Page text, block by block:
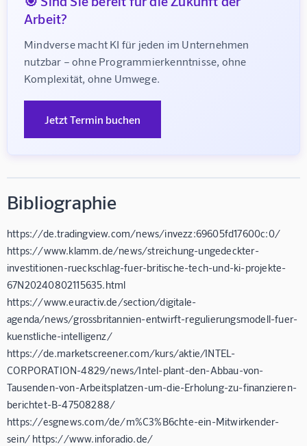
Arbeit?
Mindverse macht KI für jeden im Unternehmen
nutzbar – ohne Programmierkenntnisse, ohne
Komplexität, ohne Umwege.
Jetzt Termin buchen
Bibliographie
https://de.tradingview.com/news/invezz:69605fd17600c:0/
https://www.klamm.de/news/streichung-ungedeckter-
investitionen-rueckschlag-fuer-britische-tech-und-ki-projekte-
67N20240802115635.html
https://www.euractiv.de/section/digitale-
agenda/news/grossbritannien-entwirft-regulierungsmodell-fuer-
kuenstliche-intelligenz/
https://de.marketscreener.com/kurs/aktie/INTEL-
CORPORATION-4829/news/Intel-plant-den-Abbau-von-
Tausenden-von-Arbeitsplatzen-um-die-Erholung-zu-finanzieren-
berichtet-B-47508288/
https://esgnews.com/de/m%C3%B6chte-ein-Mitwirkender-
sein/ https://www.inforadio.de/